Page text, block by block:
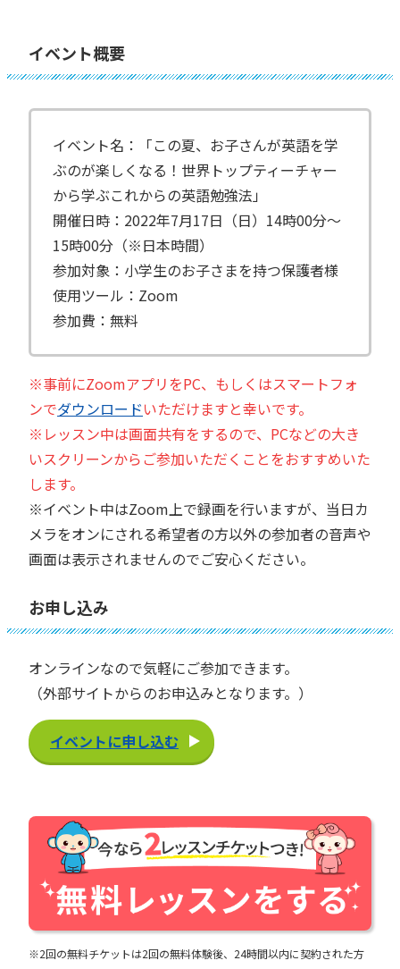
イベント概要
イベント名：「この夏、お子さんが英語を学
ぶのが楽しくなる！世界トップティーチャー
から学ぶこれからの英語勉強法」
開催日時：2022年7月17日（日）14時00分〜
15時00分（※日本時間）
参加対象：小学生のお子さまを持つ保護者様
使用ツール：Zoom
参加費：無料
※事前にZoomアプリをPC、もしくはスマートフォ
ンでダウンロードいただけますと幸いです。
※レッスン中は画面共有をするので、PCなどの大き
いスクリーンからご参加いただくこ とをおすすめいた
します。
※イベント中はZoom上で録画を行いますが、当日カ
メラをオンにされる希望者の方以外の参加者の音声や
画面は表示されませんのでご安心ください。
お申し込み
オンラインなので気軽にご参加できます。
（外部サイトからのお申込みとなります。）
イベントに申し込む
※2回の無料チケットは2回の無料体験後、24時間以内に契約された方